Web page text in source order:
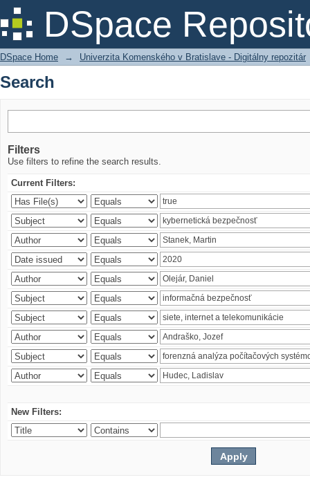
DSpace
Search
DSpace Home → Univerzita Komenského v Bratislave - Digitálny repozitár
Search
Filters
Use filters to refine the search results.
Current Filters:
New Filters: